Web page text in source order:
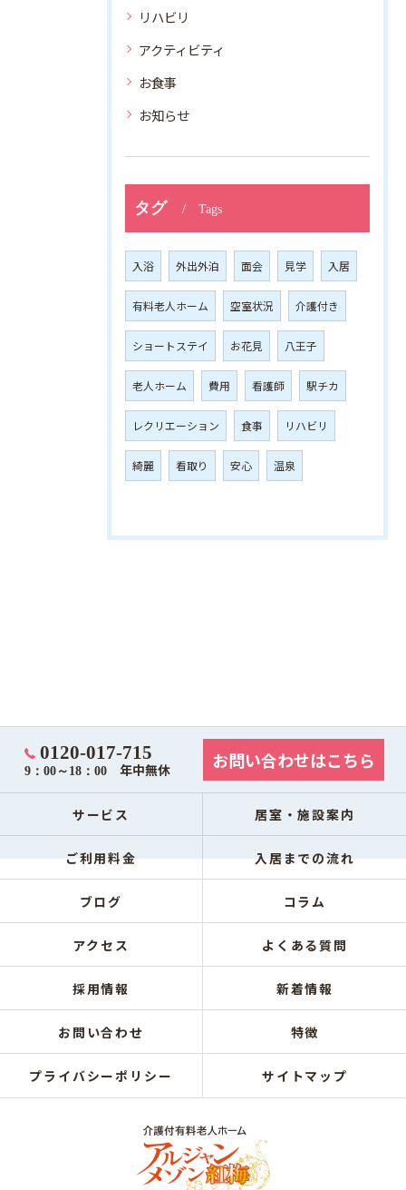
リハビリ
アクティビティ
お食事
お知らせ
タグ Tags
入浴 外出外泊 面会 見学 入居
有料老人ホーム 空室状況 介護付き
ショートステイ お花見 八王子
老人ホーム 費用 看護師 駅チカ
レクリエーション 食事 リハビリ
綺麗 看取り 安心 温泉
0120-017-715
9：00～18：00 年中無休 お問い合わせはこちら
サービス 居室・施設案内
ご利用料金 入居までの流れ
ブログ コラム
アクセス よくある質問
採用情報 新着情報
お問い合わせ 特徴
プライバシーポリシー サイトマップ